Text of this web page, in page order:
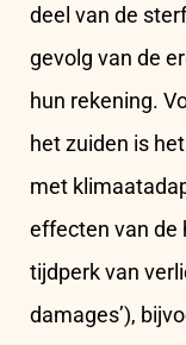
deel van de
gevolg van de
hun rekening.
het zuiden is
met
effecten van de
tijdperk van
damages’),